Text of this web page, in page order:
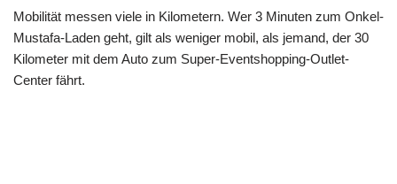
Mobilität messen viele in Kilometern. Wer 3 Minuten zum Onkel-
Mustafa-Laden geht, gilt als weniger mobil, als jemand, der 30
Kilometer mit dem Auto zum Super-Eventshopping-Outlet-
Center fährt.